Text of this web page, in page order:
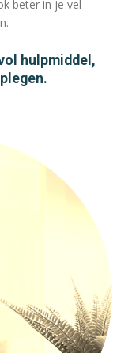
beter in je vel
hulpmiddel,